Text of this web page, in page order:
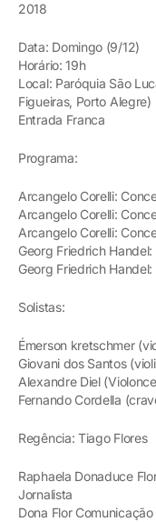
2018
Data: Domingo (9/12)
Horário: 19h
Local: Paróquia São
Figueiras, Porto Alegre)
Entrada Franca
Programa:
Arcangelo Corelli:
Arcangelo Corelli:
Arcangelo Corelli:
Georg Friedrich
Georg Friedrich
Solistas:
Émerson kretschmer
Giovani dos Santos
Alexandre Diel
Fernando Cordella
Regência: Tiago Flores
Raphaela Donaduce
Jornalista
Dona Flor Comunicação